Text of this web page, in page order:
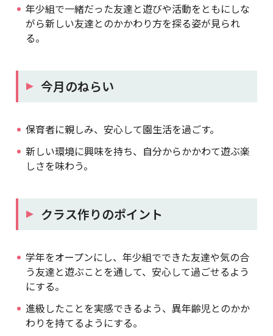
年少組で一緒だった友達と遊びや活動をともにしな
がら新しい友達とのかかわり方を探る姿が見られ
る。
今月のねらい
保育者に親しみ、安心して園生活を過ごす。
新しい環境に興味を持ち、自分からかかわて遊ぶ楽
しさを味わう。
クラス作りのポイント
学年をオープンにし、年少組でできた友達や気の合
う友達と遊ぶことを通して、安心して過ごせるよう
にする。
進級したことを実感できるよう、異年齢児とのかか
わりを持てるようにする。